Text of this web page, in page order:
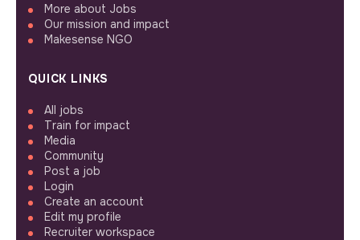
More about Jobs
Our mission and impact
Makesense NGO
QUICK LINKS
All jobs
Train for impact
Media
Community
Post a job
Login
Create an account
Edit my profile
Recruiter workspace